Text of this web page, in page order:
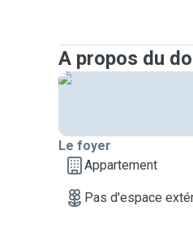
A propos du
Le foyer
Appartement
Pas d'espace